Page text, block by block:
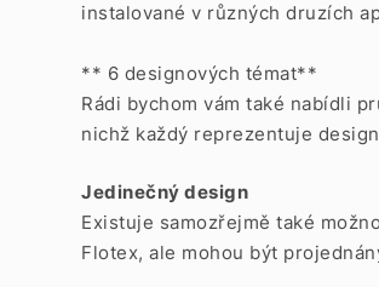
instalované v různých druzích
** 6 designových témat**
Rádi bychom vám také nabídli
nichž každý reprezentuje
Jedinečný design
Existuje samozřejmě také
Flotex, ale mohou být